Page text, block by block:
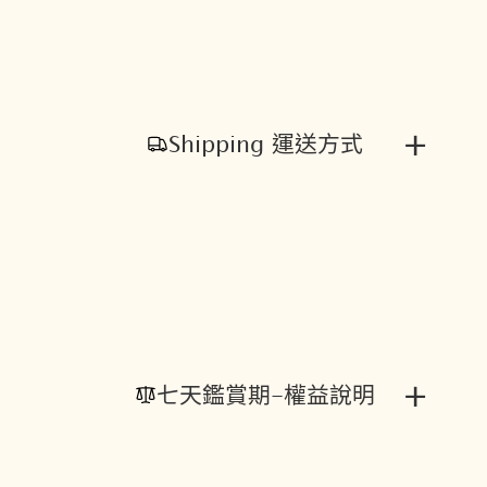
Shipping 運送方式 +
七天鑑賞期-權益說明 +